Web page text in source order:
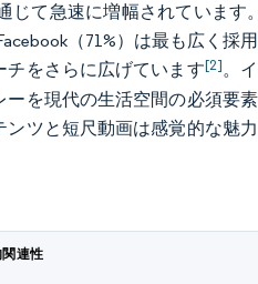
て急速に増幅されています
（71%）は最も広く採
チをさらに広げています[2]。
を現代の生活空間の必須要
ツと短尺動画は感覚的な魅
連性